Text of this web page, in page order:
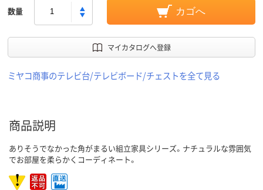
数量 カゴへ
マイカタログへ登録
ミヤコ商事のテレビ台/テレビボード/チェストを全て見る
商品説明
ありそうでなかった角がまるい組立家具シリーズ。ナチュラルな雰囲気
でお部屋を柔らかくコーディネート。